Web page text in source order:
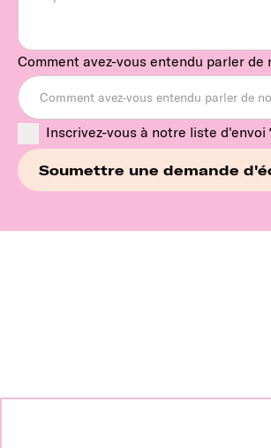
Comment avez-vous entendu parler de
Inscrivez-vous à notre liste d'envoi